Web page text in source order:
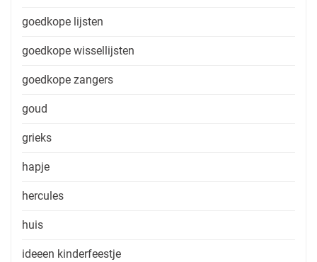
goedkope lijsten
goedkope wissellijsten
goedkope zangers
goud
grieks
hapje
hercules
huis
ideeen kinderfeestje